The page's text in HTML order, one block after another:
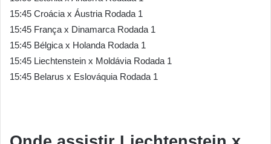
15:45 Croácia x Áustria Rodada 1
15:45 França x Dinamarca Rodada 1
15:45 Bélgica x Holanda Rodada 1
15:45 Liechtenstein x Moldávia Rodada 1
15:45 Belarus x Eslováquia Rodada 1